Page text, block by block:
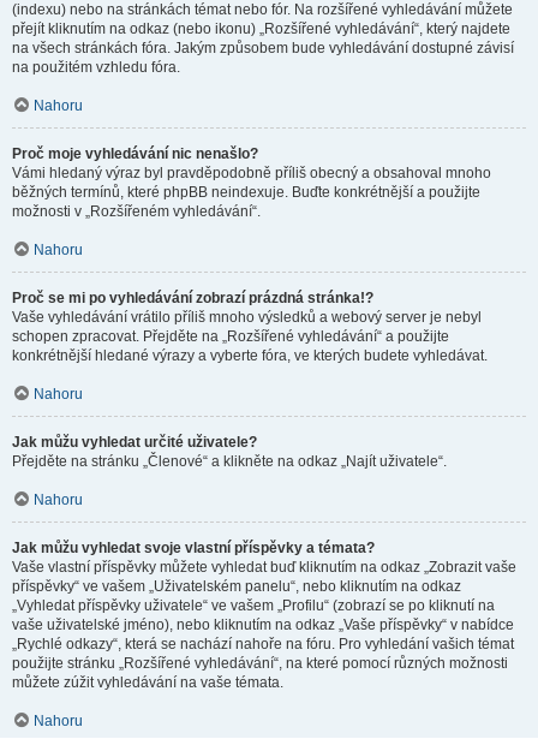
(indexu) nebo na stránkách témat nebo fór. Na rozšířené vyhledávání můžete
přejít kliknutím na odkaz (nebo ikonu) „Rozšířené vyhledávání“, který najdete
na všech stránkách fóra. Jakým způsobem bude vyhledávání dostupné závisí
na použitém vzhledu fóra.
Nahoru
Proč moje vyhledávání nic nenašlo?
Vámi hledaný výraz byl pravděpodobně příliš obecný a obsahoval mnoho
běžných termínů, které phpBB neindexuje. Buďte konkrétnější a použijte
možnosti v „Rozšířeném vyhledávání“.
Nahoru
Proč se mi po vyhledávání zobrazí prázdná stránka!?
Vaše vyhledávání vrátilo příliš mnoho výsledků a webový server je nebyl
schopen zpracovat. Přejděte na „Rozšířené vyhledávání“ a použijte
konkrétnější hledané výrazy a vyberte fóra, ve kterých budete vyhledávat.
Nahoru
Jak můžu vyhledat určité uživatele?
Přejděte na stránku „Členové“ a klikněte na odkaz „Najít uživatele“.
Nahoru
Jak můžu vyhledat svoje vlastní příspěvky a témata?
Vaše vlastní příspěvky můžete vyhledat buď kliknutím na odkaz „Zobrazit vaše
příspěvky“ ve vašem „Uživatelském panelu“, nebo kliknutím na odkaz
„Vyhledat příspěvky uživatele“ ve vašem „Profilu“ (zobrazí se po kliknutí na
vaše uživatelské jméno), nebo kliknutím na odkaz „Vaše příspěvky“ v nabídce
„Rychlé odkazy“, která se nachází nahoře na fóru. Pro vyhledání vašich témat
použijte stránku „Rozšířené vyhledávání“, na které pomocí různých možnosti
můžete zúžit vyhledávání na vaše témata.
Nahoru